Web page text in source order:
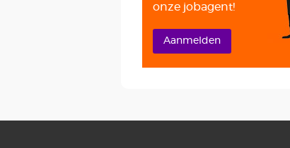
onze jobagent!
Aanmelden